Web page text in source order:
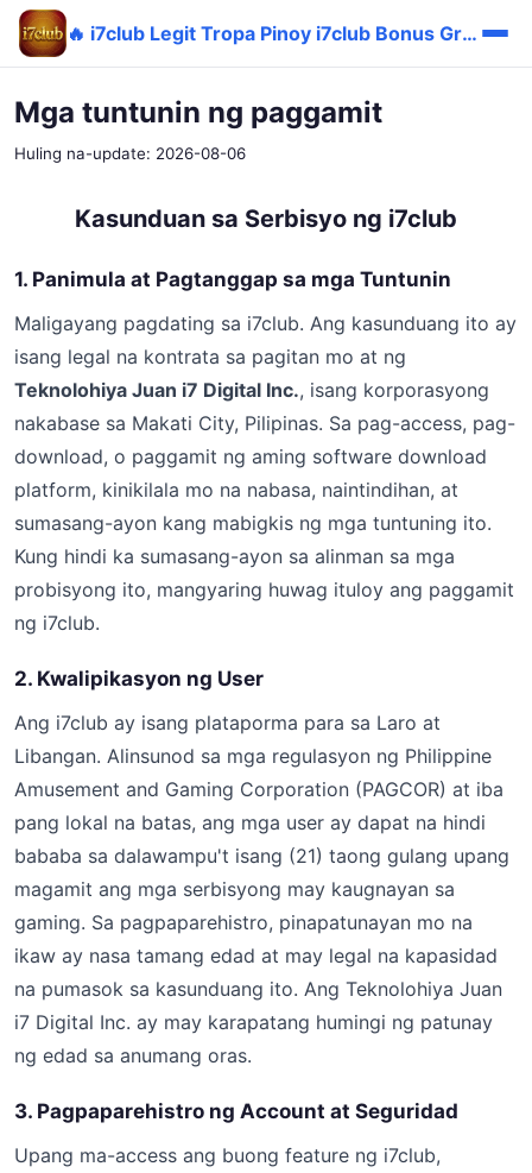
🔥 i7club Legit Tropa Pinoy i7club Bonus GrabPay Maswerte
Mga tuntunin ng paggamit
Huling na-update: 2026-08-06
Kasunduan sa Serbisyo ng i7club
1. Panimula at Pagtanggap sa mga Tuntunin
Maligayang pagdating sa i7club. Ang kasunduang ito ay
isang legal na kontrata sa pagitan mo at ng
Teknolohiya Juan i7 Digital Inc., isang korporasyong
nakabase sa Makati City, Pilipinas. Sa pag-access, pag-
download, o paggamit ng aming software download
platform, kinikilala mo na nabasa, naintindihan, at
sumasang-ayon kang mabigkis ng mga tuntuning ito.
Kung hindi ka sumasang-ayon sa alinman sa mga
probisyong ito, mangyaring huwag ituloy ang paggamit
ng i7club.
2. Kwalipikasyon ng User
Ang i7club ay isang plataporma para sa Laro at
Libangan. Alinsunod sa mga regulasyon ng Philippine
Amusement and Gaming Corporation (PAGCOR) at iba
pang lokal na batas, ang mga user ay dapat na hindi
bababa sa dalawampu't isang (21) taong gulang upang
magamit ang mga serbisyong may kaugnayan sa
gaming. Sa pagpaparehistro, pinapatunayan mo na
ikaw ay nasa tamang edad at may legal na kapasidad
na pumasok sa kasunduang ito. Ang Teknolohiya Juan
i7 Digital Inc. ay may karapatang humingi ng patunay
ng edad sa anumang oras.
3. Pagpaparehistro ng Account at Seguridad
Upang ma-access ang buong feature ng i7club,